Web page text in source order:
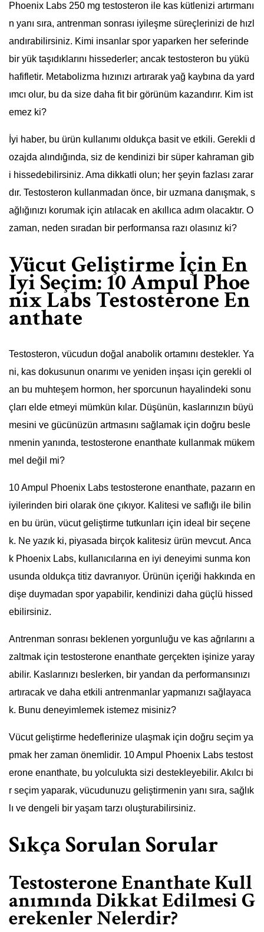
Phoenix Labs 250 mg testosteron ile kas kütlenizi artırmanı
n yanı sıra, antrenman sonrası iyileşme süreçlerinizi de hızl
andırabilirsiniz. Kimi insanlar spor yaparken her seferinde
bir yük taşıdıklarını hissederler; ancak testosteron bu yükü
hafifletir. Metabolizma hızınızı artırarak yağ kaybına da yard
ımcı olur, bu da size daha fit bir görünüm kazandırır. Kim ist
emez ki?
İyi haber, bu ürün kullanımı oldukça basit ve etkili. Gerekli d
ozajda alındığında, siz de kendinizi bir süper kahraman gib
i hissedebilirsiniz. Ama dikkatli olun; her şeyin fazlası zarar
dır. Testosteron kullanmadan önce, bir uzmana danışmak, s
ağlığınızı korumak için atılacak en akıllıca adım olacaktır. O
zaman, neden sıradan bir performansa razı olasınız ki?
Vücut Geliştirme İçin En
İyi Seçim: 10 Ampul Phoe
nix Labs Testosterone En
anthate
Testosteron, vücudun doğal anabolik ortamını destekler. Ya
ni, kas dokusunun onarımı ve yeniden inşası için gerekli ol
an bu muhteşem hormon, her sporcunun hayalindeki sonu
çları elde etmeyi mümkün kılar. Düşünün, kaslarınızın büyü
mesini ve gücünüzün artmasını sağlamak için doğru besle
nmenin yanında, testosterone enanthate kullanmak mükem
mel değil mi?
10 Ampul Phoenix Labs testosterone enanthate, pazarın en
iyilerinden biri olarak öne çıkıyor. Kalitesi ve saflığı ile bilin
en bu ürün, vücut geliştirme tutkunları için ideal bir seçene
k. Ne yazık ki, piyasada birçok kalitesiz ürün mevcut. Anca
k Phoenix Labs, kullanıcılarına en iyi deneyimi sunma kon
usunda oldukça titiz davranıyor. Ürünün içeriği hakkında en
dişe duymadan spor yapabilir, kendinizi daha güçlü hissed
ebilirsiniz.
Antrenman sonrası beklenen yorgunluğu ve kas ağrılarını a
zaltmak için testosterone enanthate gerçekten işinize yaray
abilir. Kaslarınızı beslerken, bir yandan da performansınızı
artıracak ve daha etkili antrenmanlar yapmanızı sağlayaca
k. Bunu deneyimlemek istemez misiniz?
Vücut geliştirme hedeflerinize ulaşmak için doğru seçim ya
pmak her zaman önemlidir. 10 Ampul Phoenix Labs testost
erone enanthate, bu yolculukta sizi destekleyebilir. Akılcı bi
r seçim yaparak, vücudunuzu geliştirmenin yanı sıra, sağlık
lı ve dengeli bir yaşam tarzı oluşturabilirsiniz.
Sıkça Sorulan Sorular
Testosterone Enanthate Kull
anımında Dikkat Edilmesi G
erekenler Nelerdir?